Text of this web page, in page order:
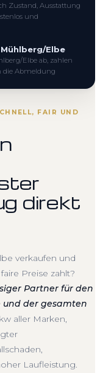
FAIR UND
direkt
verkaufen und
Preise zahlt?
Partner für den
und der gesamten
aller Marken,
Laufleistung.
Zustand, Ausstattung
und
Elbe
Elbe ab, zahlen
die Abmeldung